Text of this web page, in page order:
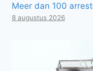
Meer dan 100
8 augustus 2026